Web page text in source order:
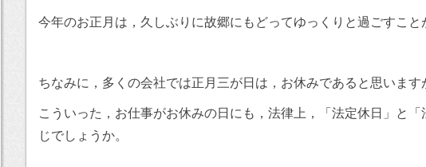
今年のお正月は，久しぶりに故郷にもどってゆっくりと過ごすこと
ちなみに，多くの会社では正月三が日は，お休みであると思います
こういった，お仕事がお休みの日にも，法律上，「法定休日」と
じでしょうか。